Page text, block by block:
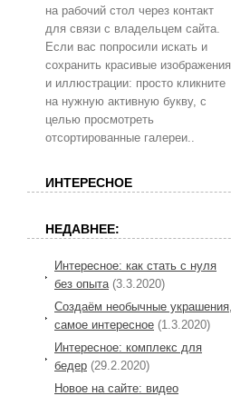
на рабочий стол через контакт
для связи с владельцем сайта.
Если вас попросили искать и
сохранить красивые изображения
и иллюстрации: просто кликните
на нужную активную букву, с
целью просмотреть
отсортированные галереи..
ИНТЕРЕСНОЕ
НЕДАВНЕЕ:
Интересное: как стать с нуля
без опыта (3.3.2020)
Создаём необычные украшения,
самое интересное (1.3.2020)
Интересное: комплекс для
бедер (29.2.2020)
Новое на сайте: видео